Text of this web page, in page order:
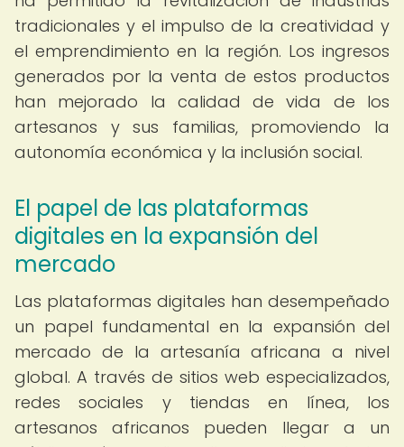
tradicionales y el impulso de la creatividad y
el emprendimiento en la región. Los ingresos
generados por la venta de estos productos
han mejorado la calidad de vida de los
artesanos y sus familias, promoviendo la
autonomía económica y la inclusión social.
El papel de las plataformas
digitales en la expansión del
mercado
Las plataformas digitales han desempeñado
un papel fundamental en la expansión del
mercado de la artesanía africana a nivel
global. A través de sitios web especializados,
redes sociales y tiendas en línea, los
artesanos africanos pueden llegar a un